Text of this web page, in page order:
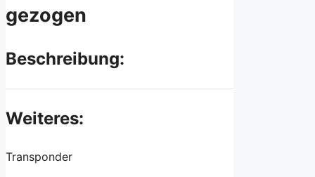
gezogen
Beschreibung:
Weiteres:
Transponder